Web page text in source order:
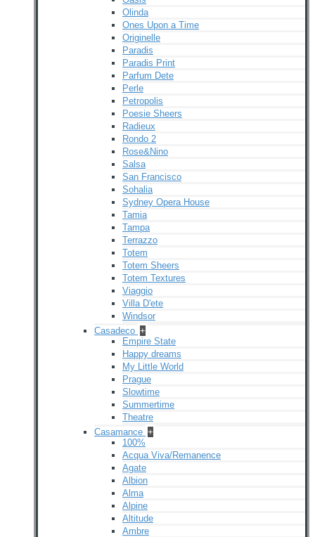
Olinda
Ones Upon a Time
Originelle
Paradis
Paradis Print
Parfum Dete
Perle
Petropolis
Poesie Sheers
Radieux
Rondo 2
Rose&Nino
Salsa
San Francisco
Sohalia
Sydney Opera House
Tamia
Tampa
Terrazzo
Totem
Totem Sheers
Totem Textures
Viaggio
Villa D'ete
Windsor
Casadeco +
Empire State
Happy dreams
My Little World
Prague
Slowtime
Summertime
Theatre
Casamance +
100%
Acqua Viva/Remanence
Agate
Albion
Alma
Alpine
Altitude
Ambre